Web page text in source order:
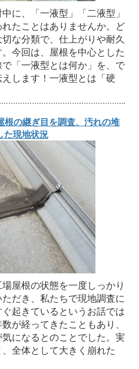
に、「一液型」「二液型」
たことはありませんか。ど
な分類で、仕上がりや耐久
今回は、屋根を中心とした
「一液型とは何か」を、で
します！一液型とは「硬
根の継ぎ目を調査、汚れの堆
た現地状況
屋根の状態を一度しっかり
だき、私たちで現地調査に
起きているというお話では
が経ってきたこともあり、
になるとのことでした。実
全体として大きく崩れた